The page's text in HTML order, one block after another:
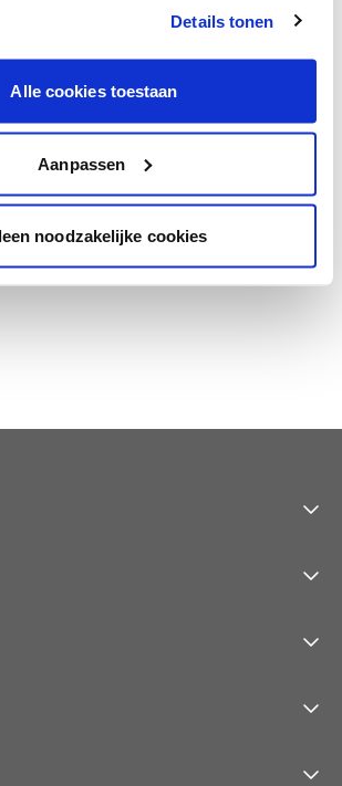
Details tonen
Alle cookies toestaan
Aanpassen
noodzakelijke cookies
op basis van de lichtinval
een technologische check-up